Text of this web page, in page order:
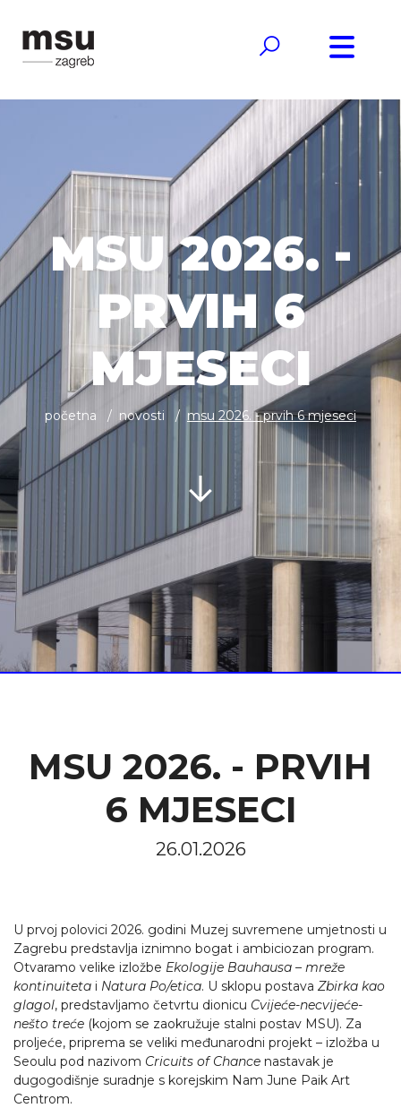
MSU 2026. -
PRVIH 6
MJESECI
početna novosti msu 2026. - prvih 6 mjeseci
MSU 2026. - PRVIH
6 MJESECI
26.01.2026
U prvoj polovici 2026. godini Muzej suvremene umjetnosti u
Zagrebu predstavlja iznimno bogat i ambiciozan program.
Otvaramo velike izložbe Ekologije Bauhausa – mreže
kontinuiteta i Natura Po/etica. U sklopu postava Zbirka kao
glagol, predstavljamo četvrtu dionicu Cvijeće-necvijeće-
nešto treće (kojom se zaokružuje stalni postav MSU). Za
proljeće, priprema se veliki međunarodni projekt – izložba u
Seoulu pod nazivom Cricuits of Chance nastavak je
dugogodišnje suradnje s korejskim Nam June Paik Art
Centrom.